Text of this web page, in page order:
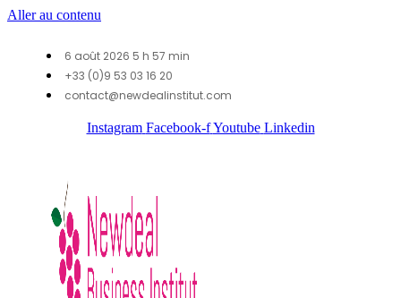
Aller au contenu
6 août 2026 5 h 57 min
+33 (0)9 53 03 16 20
contact@newdealinstitut.com
Instagram Facebook-f Youtube Linkedin